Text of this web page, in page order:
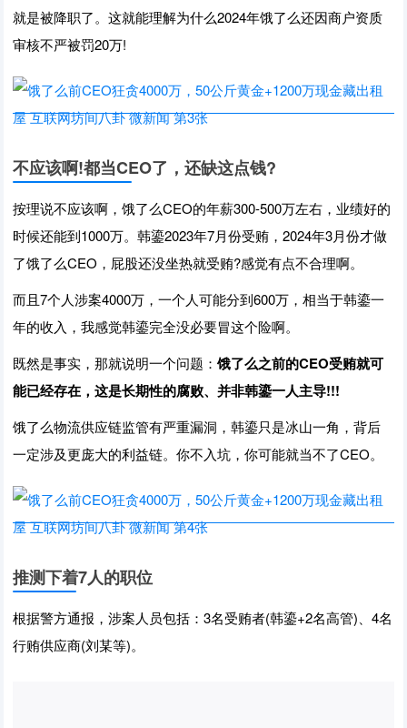
就是被降职了。这就能理解为什么2024年饿了么还因商户资质
审核不严被罚20万!
不应该啊!都当CEO了，还缺这点钱?
按理说不应该啊，饿了么CEO的年薪300-500万左右，业绩好的
时候还能到1000万。韩鎏2023年7月份受贿，2024年3月份才做
了饿了么CEO，屁股还没坐热就受贿?感觉有点不合理啊。
而且7个人涉案4000万，一个人可能分到600万，相当于韩鎏一
年的收入，我感觉韩鎏完全没必要冒这个险啊。
既然是事实，那就说明一个问题：饿了么之前的CEO受贿就可
能已经存在，这是长期性的腐败、并非韩鎏一人主导!!!
饿了么物流供应链监管有严重漏洞，韩鎏只是冰山一角，背后
一定涉及更庞大的利益链。你不入坑，你可能就当不了CEO。
推测下着7人的职位
根据警方通报，涉案人员包括：3名受贿者(韩鎏+2名高管)、4名
行贿供应商(刘某等)。